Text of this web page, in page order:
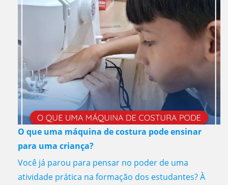
O que uma máquina de costura pode ensinar
para uma criança?
Você já parou para pensar no poder de uma
atividade prática na formação dos estudantes? À